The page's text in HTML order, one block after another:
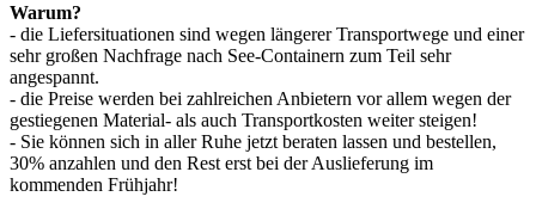
Warum?
- die Liefersituationen sind wegen längerer Transportwege und einer
sehr großen Nachfrage nach See-Containern zum Teil sehr
angespannt.
- die Preise werden bei zahlreichen Anbietern vor allem wegen der
gestiegenen Material- als auch Transportkosten weiter steigen!
- Sie können sich in aller Ruhe jetzt beraten lassen und bestellen,
30% anzahlen und den Rest erst bei der Auslieferung im
kommenden Frühjahr!